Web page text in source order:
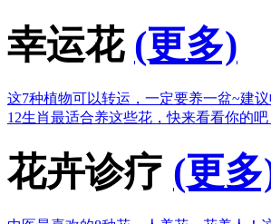
幸运花 (更多)
这7种植物可以转运，一定要养一盆~建
12生肖最适合养这些花，快来看看你的吧
花卉诊疗 (更多